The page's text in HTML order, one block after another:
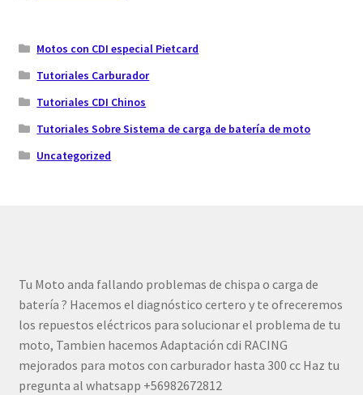
Motos con CDI especial Pietcard
Tutoriales Carburador
Tutoriales CDI Chinos
Tutoriales Sobre Sistema de carga de batería de moto
Uncategorized
Tu Moto anda fallando problemas de chispa o carga de
batería ? Hacemos el diagnóstico certero y te ofreceremos
los repuestos eléctricos para solucionar el problema de tu
moto, Tambien hacemos Adaptación cdi RACING
mejorados para motos con carburador hasta 300 cc Haz tu
pregunta al whatsapp +56982672812